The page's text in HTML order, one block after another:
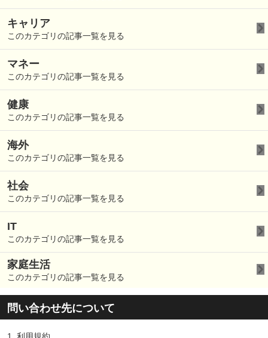
キャリア
このカテゴリの記事一覧を見る
マネー
このカテゴリの記事一覧を見る
健康
このカテゴリの記事一覧を見る
海外
このカテゴリの記事一覧を見る
社会
このカテゴリの記事一覧を見る
IT
このカテゴリの記事一覧を見る
家庭生活
このカテゴリの記事一覧を見る
問い合わせ先について
1. 利用規約